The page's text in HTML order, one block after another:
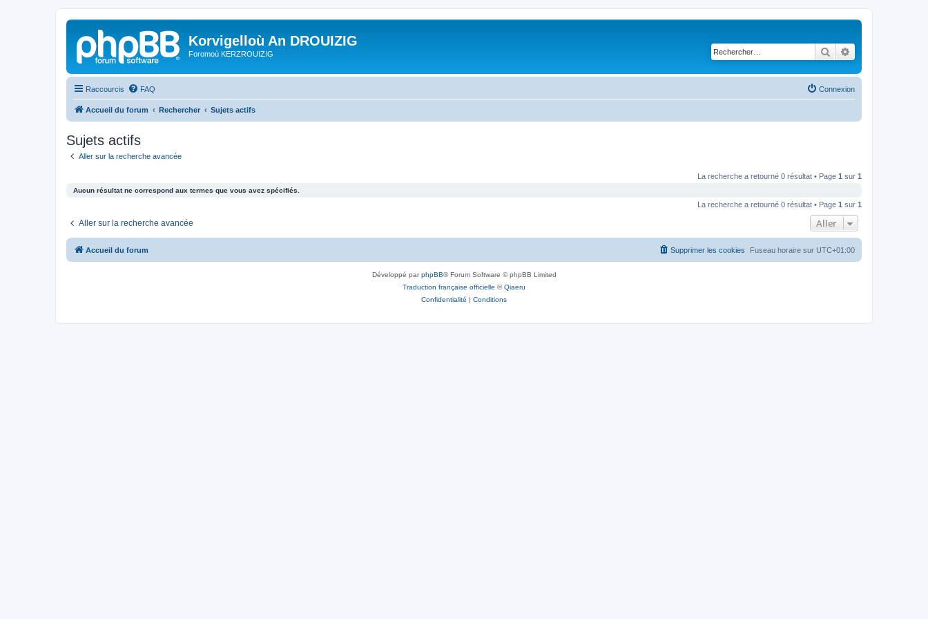
Korvigelloù An DROUIZIG
Foromoù KERZROUIZIG Rechercher
Raccourcis FAQ Connexion
Accueil du forum Rechercher Sujets actifs
Sujets actifs
Aller sur la recherche avancée
La recherche a retourné 0 résultat • Page 1 sur 1
Aucun résultat ne correspond aux termes que vous avez spécifiés.
La recherche a retourné 0 résultat • Page 1 sur 1
Aller sur la recherche avancée Aller
Accueil du forum Fuseau horaire sur UTC+01:00
Supprimer les cookies
Développé parphpBB® Forum Software © phpBB Limited
Traduction française officielle ©Qiaeru
Confidentialité | Conditions